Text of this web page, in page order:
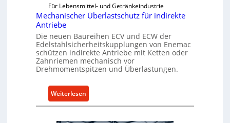
Für Lebensmittel- und Getränkeindustrie
Mechanischer Überlastschutz für indirekte
Antriebe
Die neuen Baureihen ECV und ECW der
Edelstahlsicherheitskupplungen von Enemac
schützen indirekte Antriebe mit Ketten oder
Zahnriemen mechanisch vor
Drehmomentspitzen und Überlastungen.
Weiterlesen:
M